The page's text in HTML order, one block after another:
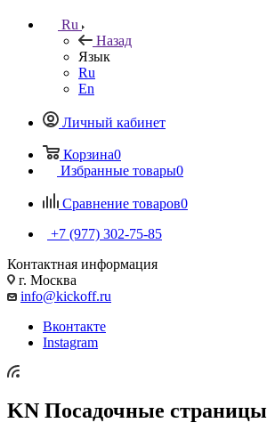
Ru
Назад
Язык
Ru
En
Личный кабинет
Корзина0
Избранные товары0
Сравнение товаров0
+7 (977) 302-75-85
Контактная информация
г. Москва
info@kickoff.ru
Вконтакте
Instagram
KN Посадочные страницы